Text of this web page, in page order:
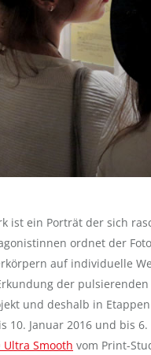
ist ein Porträt der sich
ordnet der
auf individuelle
der
und deshalb in
10. Januar 2016 und bis
Smooth vom Print-